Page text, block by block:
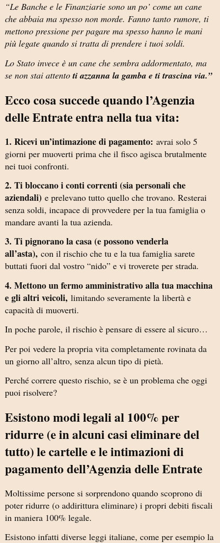
“Le Banche e le Finanziarie sono un po’ come un cane
che abbaia ma spesso non morde. Fanno tanto rumore, ti
mettono pressione per pagare ma spesso hanno le mani
più legate quando si tratta di prendere i tuoi soldi.
Lo Stato invece è un cane che sembra addormentato, ma
se non stai attentoti azzanna la gamba e ti trascina via.”
Ecco cosa succede quando l’Agenzia
delle Entrate entra nella tua vita:
1. Ricevi un’intimazione di pagamento: avrai solo 5
giorni per muoverti prima che il fisco agisca brutalmente
nei tuoi confronti.
2. Ti bloccano i conti correnti (sia personali che
aziendali) e prelevano tutto quello che trovano. Resterai
senza soldi, incapace di provvedere per la tua famiglia o
mandare avanti la tua azienda.
3. Ti pignorano la casa (e possono venderla
all’asta), con il rischio che tu e la tua famiglia sarete
buttati fuori dal vostro “nido” e vi troverete per strada.
4. Mettono un fermo amministrativo alla tua macchina
e gli altri veicoli, limitando severamente la libertà e
capacità di muoverti.
In poche parole, il rischio è pensare di essere al sicuro…
Per poi vedere la propria vita completamente rovinata da
un giorno all’altro, senza alcun tipo di pietà.
Perché correre questo rischio, se è un problema che oggi
puoi risolvere?
Esistono modi legali al 100% per
ridurre (e in alcuni casi eliminare del
tutto) le cartelle e le intimazioni di
pagamento dell’Agenzia delle Entrate
Moltissime persone si sorprendono quando scoprono di
poter ridurre (o addirittura eliminare) i propri debiti fiscali
in maniera 100% legale.
Esistono infatti diverse leggi italiane, come per esempio la